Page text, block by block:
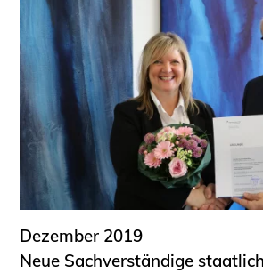
Dezember 2019
Neue Sachverständige